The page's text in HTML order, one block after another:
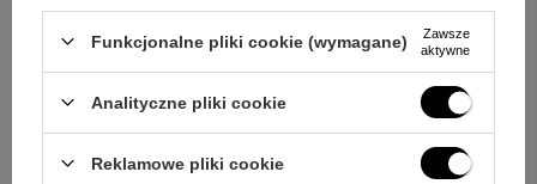
dołączona jest nóżka.
Pytanie:Czy można zmienić napis na awersie?
Odpowiedź:Nie, na awersie widnieje napis umieszczony
wcześniej przez producenta i nie zmieniamy go.
Funkcjonalne pliki cookie (wymagane)
Zawsze
aktywne
Analityczne pliki cookie
Reklamowe pliki cookie